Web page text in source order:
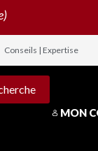
Conseils | Expertise
MON